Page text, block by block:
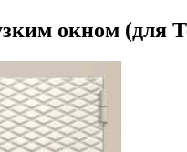
окном (для